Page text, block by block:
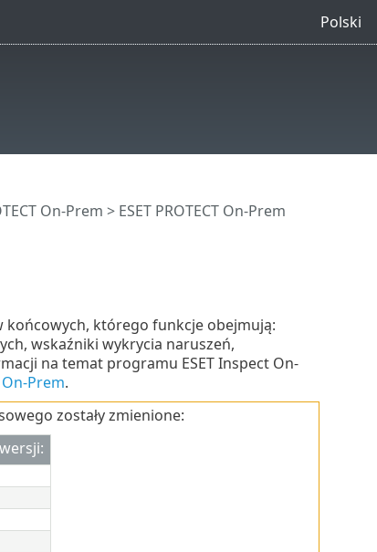
Polski
On-Prem > ESET PROTECT On-Prem
końcowych, którego funkcje obejmują:
wskaźniki wykrycia naruszeń,
na temat programu ESET Inspect On-
On-Prem.
zostały zmienione: